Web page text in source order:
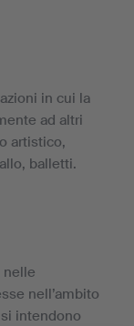
in cui la
ad altri
artistico,
balletti.
nelle
nell’ambito
intendono